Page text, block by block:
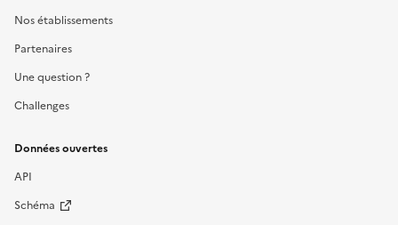
Nos établissements
Partenaires
Une question ?
Challenges
Données ouvertes
API
Schéma